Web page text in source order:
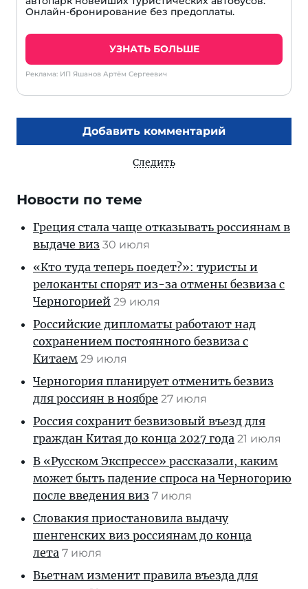
Онлайн-бронирование без предоплаты.
УЗНАТЬ БОЛЬШЕ
Реклама: ИП Яшанов Артём Сергеевич
Добавить комментарий
Следить
Новости по теме
Греция стала чаще отказывать россиянам в
выдаче виз 30 июля
«Кто туда теперь поедет?»: туристы и
релоканты спорят из-за отмены безвиза с
Черногорией 29 июля
Российские дипломаты работают над
сохранением постоянного безвиза с
Китаем 29 июля
Черногория планирует отменить безвиз
для россиян в ноябре 27 июля
Россия сохранит безвизовый въезд для
граждан Китая до конца 2027 года 21 июля
В «Русском Экспрессе» рассказали, каким
может быть падение спроса на Черногорию
после введения виз 7 июля
Словакия приостановила выдачу
шенгенских виз россиянам до конца
лета 7 июля
Вьетнам изменит правила въезда для